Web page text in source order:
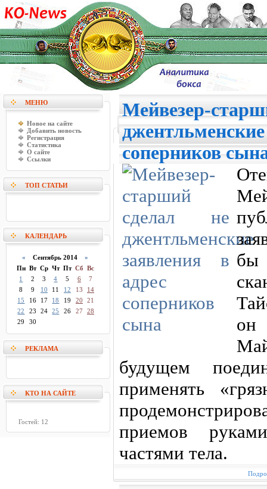
МЕНЮ
Новое на сайте
Добавить новость
Регистрация
Статистика
О сайте
Ссылки
ТОП СТАТЬИ
КАЛЕНДАРЬ
« Сентябрь 2014»
Пн Вт Ср Чт Пт Сб Вс
1
2 3 4 5 6
7
8
9 10 11 12 13
14
15
16 17 18 19 20
21
22
23 24 25 26 27
28
29
30
РЕКЛАМА
КТО НА САЙТЕ
Гостей: 12
Мейвезер-
соперников
бы
он
будущем
применять
приемов
частями тела.